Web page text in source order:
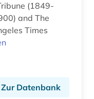
(1849-
and The
Times
Zur Datenbank